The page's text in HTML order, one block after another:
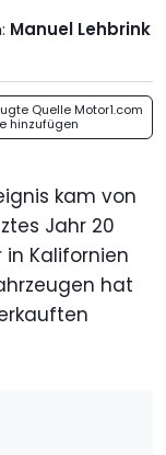
: Manuel Lehbrink
Quelle Motor1.com
hinzufügen
kam von
Jahr 20
in Kalifornien
hat